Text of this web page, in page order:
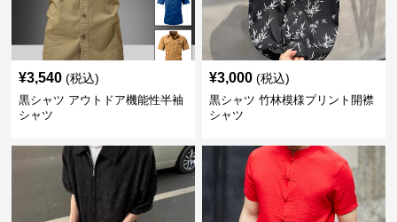
¥3,540 (税込)
黒シャツ アウトドア機能性半袖
シャツ
¥3,000 (税込)
黒シャツ 竹林模様プリント開襟
シャツ